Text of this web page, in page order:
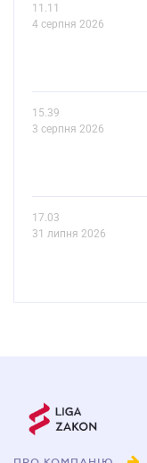
11.11
4 серпня 2026
15.39
3 серпня 2026
17.03
31 липня 2026